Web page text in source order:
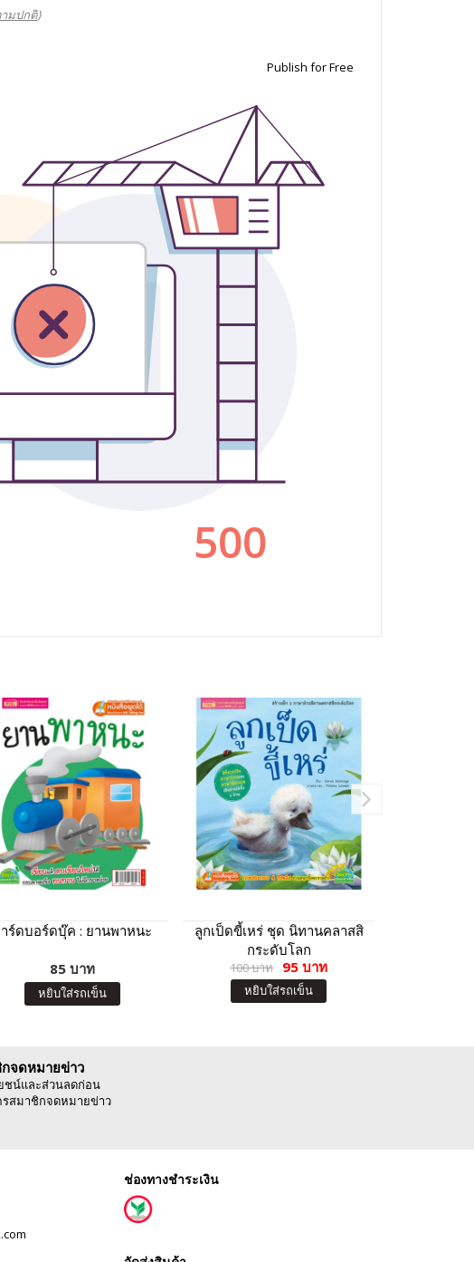
มปกติ)
Publish for Free
ร์ดบอร์ดบุ๊ค : ยานพาหนะ
85 บาท
หยิบใส่รถเข็น
ลูกเป็ดขี้เหร่ ชุด นิทานคลาสสิ
กระดับโลก
100 บาท 95 บาท
หยิบใส่รถเข็น
จดหมายข่าว
ชน์และส่วนลดก่อน
รสมาชิกจดหมายข่าว
ช่องทางชำระเงิน